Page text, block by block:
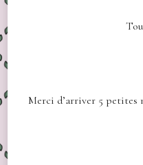
Merci d’arriver 5 petites